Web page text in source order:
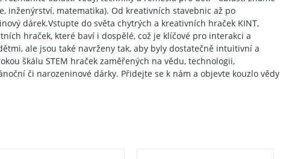
inženýrství, matematika). Od kreativních stavebnic až po
dárek.Vstupte do světa chytrých a kreativních hraček KINT,
hraček, které baví i dospělé, což je klíčové pro interakci a
ale jsou také navrženy tak, aby byly dostatečně intuitivní a
škálu STEM hraček zaměřených na vědu, technologii,
či narozeninové dárky. Přidejte se k nám a objevte kouzlo vědy